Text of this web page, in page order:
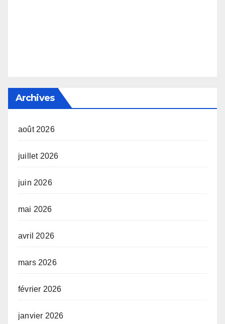
Archives
août 2026
juillet 2026
juin 2026
mai 2026
avril 2026
mars 2026
février 2026
janvier 2026